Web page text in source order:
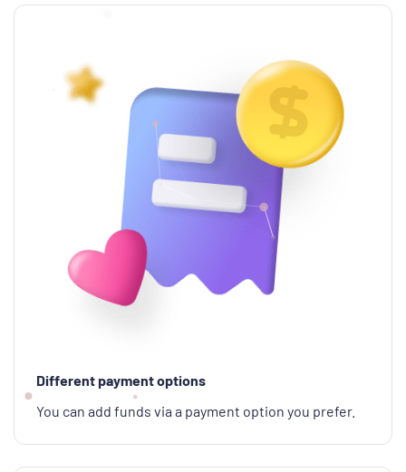
Different payment options
You can add funds via a payment option you prefer.